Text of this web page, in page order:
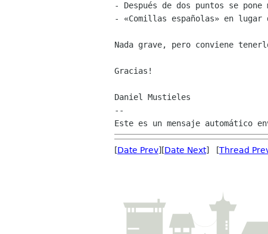
- Después de dos puntos se
- «Comillas españolas» en lugar
Nada grave, pero conviene
Gracias!
Daniel Mustieles
--
[Date Prev][Date Next] [Thread